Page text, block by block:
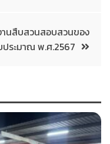
านสืบสวนสอบสวนของ
ประมาณ พ.ศ.2567